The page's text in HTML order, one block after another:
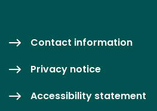
Contact information
Privacy notice
Accessibility statement